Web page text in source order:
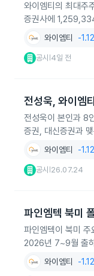
와이엠티의 최대
증권사에
와이엠티 -
공시 4일 전
전성욱, 와이엠
전성욱이 본인과
증권, 대신증권과
와이엠티 -
공시 26.07.24
파인엠텍 북미
파인엠텍이 북미
2026년 7~9월 출
와이엠티 -